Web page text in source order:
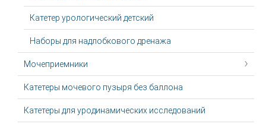
Катетер урологический детский
Наборы для надлобкового дренажа
Мочеприемники
Катетеры мочевого пузыря без баллона
Катетеры для уродинамических исследований